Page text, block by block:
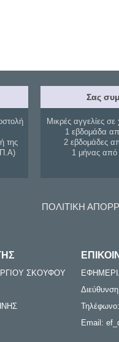
της
Σας
Μικρές αγγελίες σε
1 εβδομάδα
2 εβδομάδες
1 μήνας
ΠΟΛΙΤΙΚΗ
ΣΚΟΥΦΟΥ
Email: